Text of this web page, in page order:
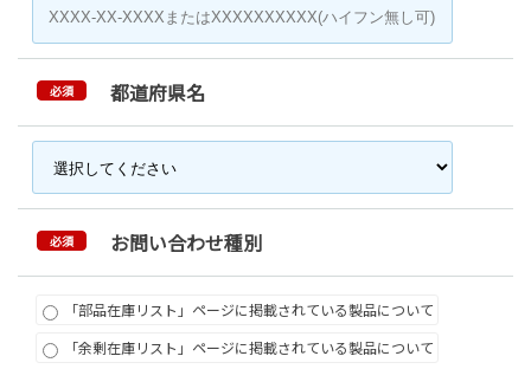
必須 都道府県名
必須 お問い合わせ種別
「部品在庫リスト」ページに掲載されている製品について
「余剰在庫リスト」ページに掲載されている製品について